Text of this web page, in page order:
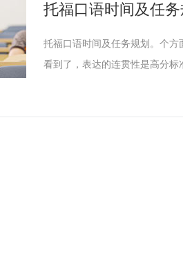
托福口语时间及任
托福口语时间及任务规划。个方
看到了，表达的连贯性是高分标